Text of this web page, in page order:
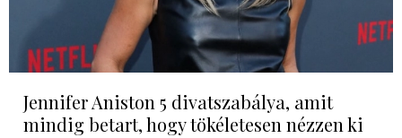
Jennifer Aniston 5 divatszabálya, amit
mindig betart, hogy tökéletesen nézzen ki